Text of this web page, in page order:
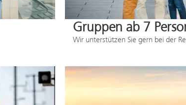
Gruppen ab 7
Wir unterstützen Sie gern bei der